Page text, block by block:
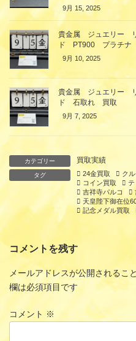
9月 15, 2025
貴金属 ジュエリー
ド PT900 プラチナ
9月 10, 2025
貴金属 ジュエリー
ド 石取れ 買取
9月 7, 2025
カテゴリー 買取実績
タグ 24金買取 ク
コイン買取
テ
吉祥寺パルコ
天皇陛下御在位
記念メダル買取
コメントを残す
メールアドレスが公開されるこ
欄は必須項目です
コメント ※